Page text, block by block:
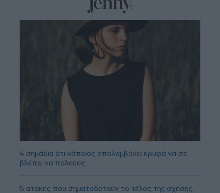
4 σημάδια ότι κάποιος απολαμβάνει κρυφά να σε
βλέπει να παλεύεις
5 ατάκες που σηματοδοτούν το τέλος της σχέσης,